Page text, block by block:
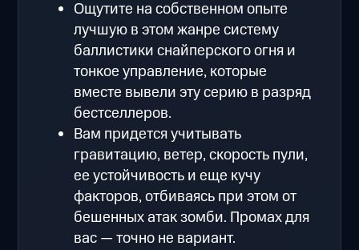
Ощутите на собственном опыте
лучшую в этом жанре систему
баллистики снайперского огня и
тонкое управление, которые
вместе вывели эту серию в разряд
бестселлеров.
Вам придется учитывать
гравитацию, ветер, скорость пули,
ее устойчивость и еще кучу
факторов, отбиваясь при этом от
бешенных атак зомби. Промах для
вас — точно не вариант.